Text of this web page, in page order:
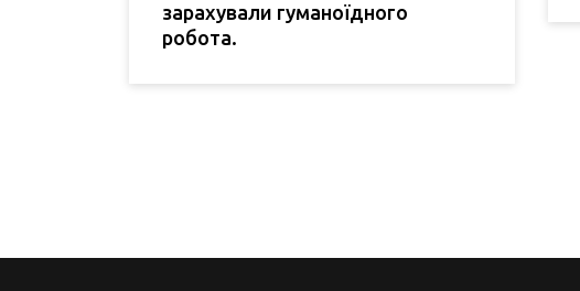
зарахували гуманоїдного
робота.